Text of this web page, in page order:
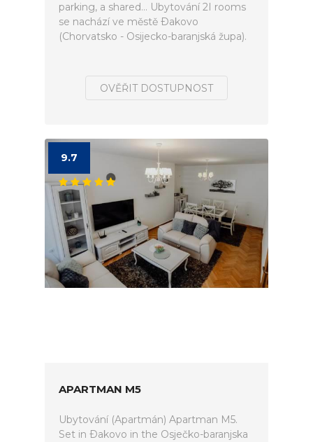
parking, a shared... Ubytování 2I rooms
se nachází ve městě Ðakovo
(Chorvatsko - Osijecko-baranjská župa).
OVĚŘIT DOSTUPNOST
9.7
APARTMAN M5
Ubytování (Apartmán) Apartman M5.
Set in Ðakovo in the Osječko-baranjska